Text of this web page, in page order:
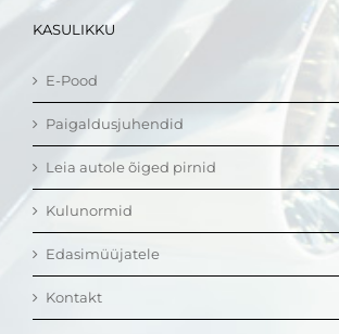
KASULIKKU
E-Pood
Paigaldusjuhendid
Leia autole õiged pirnid
Kulunormid
Edasimüüjatele
Kontakt